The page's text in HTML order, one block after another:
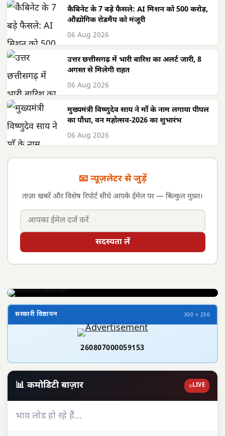
कैबिनेट के 7 बड़े फैसले: AI मिशन को 500 करोड़,
औद्योगिक रोडमैप को मंजूरी
06 Aug 2026
उत्तर छत्तीसगढ़ में भारी बारिश का अलर्ट जारी, 8
अगस्त से मिलेगी राहत
06 Aug 2026
मुख्यमंत्री विष्णुदेव साय ने माँ के नाम लगाया पीपल
का पौधा, वन महोत्सव-2026 का शुभारंभ
06 Aug 2026
📧 न्यूज़लेटर से जुड़ें
ताज़ा खबरें और विशेष रिपोर्ट सीधे आपके ईमेल पर — बिल्कुल मुफ़्त।
सदस्यता लें
सरकारी विज्ञापन 300 × 250
260807000059153
📊 कमोडिटी बाज़ार LIVE
भाव लोड हो रहे हैं…